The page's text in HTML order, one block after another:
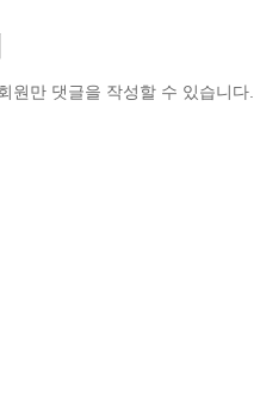
원만 댓글을 작성할 수 있습니다.